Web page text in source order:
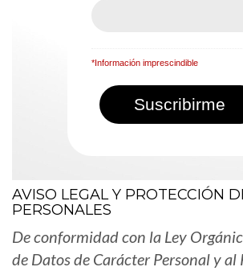
*Información imprescindible
AVISO LEGAL Y PROTECCIÓN
PERSONALES
De conformidad con la Ley
de Datos de Carácter Personal y al